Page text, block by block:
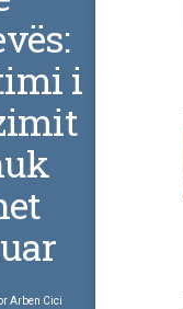
i
Arben Cici